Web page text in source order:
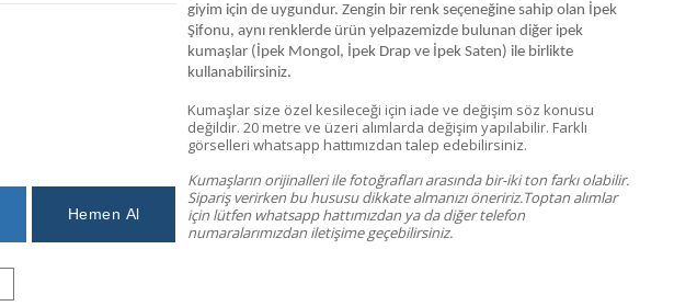
giyim için de uygundur. Zengin bir renk seçeneğine sahip olan İpek
Şifonu, aynı renklerde ürün yelpazemizde bulunan diğer ipek
kumaşlar (İpek Mongol, İpek Drap ve İpek Saten) ile birlikte
kullanabilirsiniz.
Kumaşlar size özel kesileceği için iade ve değişim söz konusu
değildir. 20 metre ve üzeri alımlarda değişim yapılabilir. Farklı
görselleri whatsapp hattımızdan talep edebilirsiniz.
Kumaşların orijinalleri ile fotoğrafları arasında bir-iki ton farkı olabilir.
Sipariş verirken bu hususu dikkate almanızı öneririz.Toptan alımlar
için lütfen whatsapp hattımızdan ya da diğer telefon
numaralarımızdan iletişime geçebilirsiniz.